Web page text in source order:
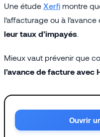
Une étude Xerfi montre
l’affacturage ou à
leur taux d’impayés
Mieux vaut prévenir que
l’avance de facture avec
Ouvrir